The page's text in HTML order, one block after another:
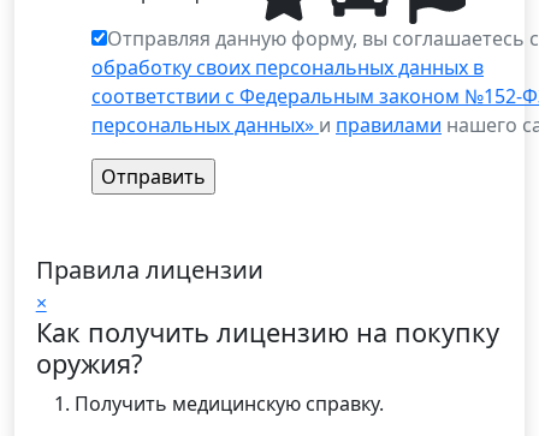
Отправляя данную форму, вы соглашаетесь
обработку своих персональных данных в
соответствии с Федеральным законом №152-
персональных данных» и правилами нашего
Правила лицензии
×
Как получить лицензию на покупку
оружия?
Получить медицинскую справку.